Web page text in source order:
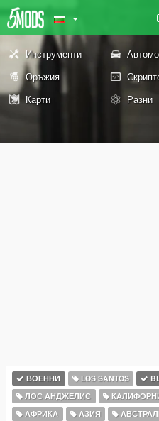
Инструменти
Оръжия
Карти
Разни
ВОЕННИ LOS SANTOS
ЛОС АНДЖЕЛИС
АФРИКА
АЗИЯ